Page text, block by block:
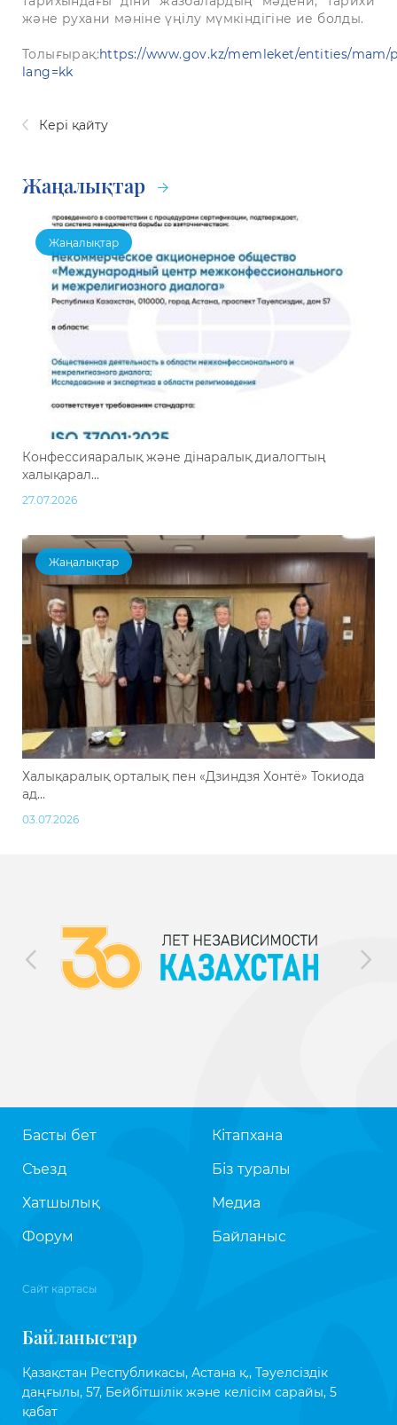
және рухани мәніне үңілу мүмкіндігіне ие болды.
Толығырақ:https://www.gov.kz/memleket/entities/mam/
lang=kk
Кері қайту
Жаңалықтар
Жаңалықтар
Конфессияаралық және дінаралық диалогтың
халықарал...
27.07.2026
Жаңалықтар
Халықаралық орталық пен «Дзиндзя Хонтё» Токиода
ад...
03.07.2026
Басты бет
Съезд
Хатшылық
Форум
Кітапхана
Біз туралы
Медиа
Байланыс
Сайт картасы
Байланыстар
Қазақстан Республикасы, Астана қ., Тәуелсіздік
даңғылы, 57, Бейбітшілік және келісім сарайы, 5
қабат